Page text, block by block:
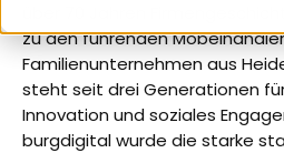
über 70 Jahren
zu den führenden
Familienunternehmen aus
steht seit drei Generationen
Innovation und soziales
burgdigital wurde die starke